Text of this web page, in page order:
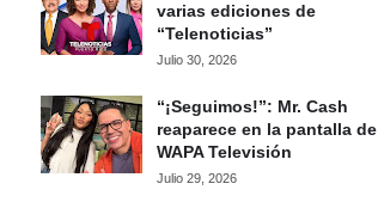
varias ediciones de
“Telenoticias”
Julio 30, 2026
“¡Seguimos!”: Mr. Cash
reaparece en la pantalla de
WAPA Televisión
Julio 29, 2026